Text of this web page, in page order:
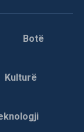
Botë
Kulturë